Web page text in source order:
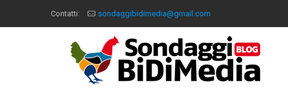
Contatti: sondaggibidimedia@gmail.com